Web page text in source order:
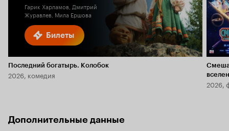
Билеты
Гарик Харламов, Дмитрий
Журавлев, Мила Ершова
Последний богатырь. Колобок
2026, комедия
2026,
Дополнительные данные